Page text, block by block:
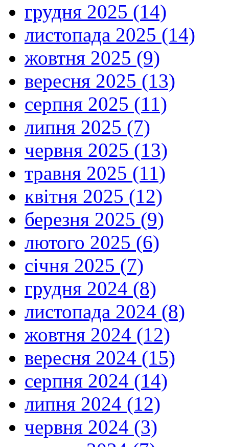
грудня 2025 (14)
листопада 2025 (14)
жовтня 2025 (9)
вересня 2025 (13)
серпня 2025 (11)
липня 2025 (7)
червня 2025 (13)
травня 2025 (11)
квітня 2025 (12)
березня 2025 (9)
лютого 2025 (6)
січня 2025 (7)
грудня 2024 (8)
листопада 2024 (8)
жовтня 2024 (12)
вересня 2024 (15)
серпня 2024 (14)
липня 2024 (12)
червня 2024 (3)